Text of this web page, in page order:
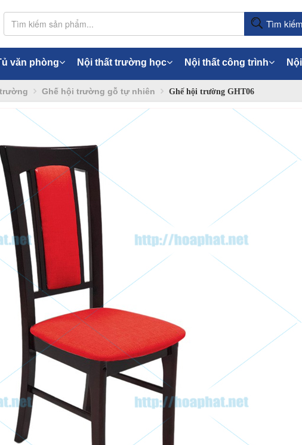
Tìm kiếm
văn phòng Nội thất trường học Nội thất công trình
Ghế hội trường gỗ tự nhiên Ghế hội trường GHT06